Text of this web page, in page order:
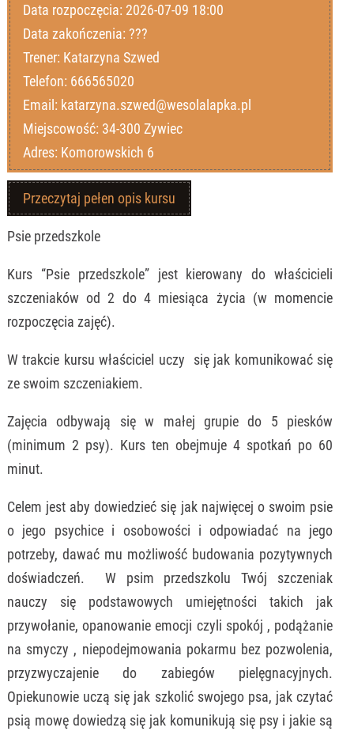
Data rozpoczęcia: 2026-07-09 18:00
Data zakończenia: ???
Trener: Katarzyna Szwed
Telefon: 666565020
Email: katarzyna.szwed@wesolalapka.pl
Miejscowość: 34-300 Zywiec
Adres: Komorowskich 6
Przeczytaj pełen opis kursu
Psie przedszkole
Kurs “Psie przedszkole” jest kierowany do właścicieli
szczeniaków od 2 do 4 miesiąca życia (w momencie
rozpoczęcia zajęć).
W trakcie kursu właściciel uczy się jak komunikować się
ze swoim szczeniakiem.
Zajęcia odbywają się w małej grupie do 5 piesków
(minimum 2 psy). Kurs ten obejmuje 4 spotkań po 60
minut.
Celem jest aby dowiedzieć się jak najwięcej o swoim psie
o jego psychice i osobowości i odpowiadać na jego
potrzeby, dawać mu możliwość budowania pozytywnych
doświadczeń. W psim przedszkolu Twój szczeniak
nauczy się podstawowych umiejętności takich jak
przywołanie, opanowanie emocji czyli spokój , podążanie
na smyczy , niepodejmowania pokarmu bez pozwolenia,
przyzwyczajenie do zabiegów pielęgnacyjnych.
Opiekunowie uczą się jak szkolić swojego psa, jak czytać
psią mowę dowiedzą się jak komunikują się psy i jakie są